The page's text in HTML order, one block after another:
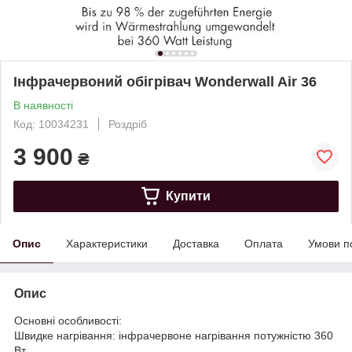
Інфрачервоний обігрівач Wonderwall Air 36
В наявності
Код: 10034231
Роздріб
3 900 ₴
Купити
Опис Характеристики Доставка Оплата Умови
Опис
Основні особливості:
Швидке нагрівання: інфрачервоне нагрівання потужністю 360